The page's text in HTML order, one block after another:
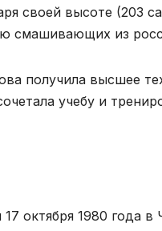
своей высоте (203
смашивающих из
получила высшее
учебу и
октября 1980 года в